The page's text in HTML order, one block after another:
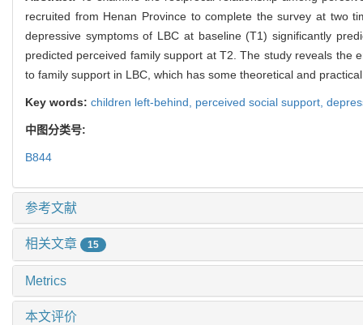
recruited from Henan Province to complete the survey at two
depressive symptoms of LBC at baseline (T1) significantly
predicted perceived family support at T2. The study reveals the
to family support in LBC, which has some theoretical and
Key words: children left-behind, perceived social support,
中图分类号:
B844
参考文献
相关文章 15
Metrics
本文评价